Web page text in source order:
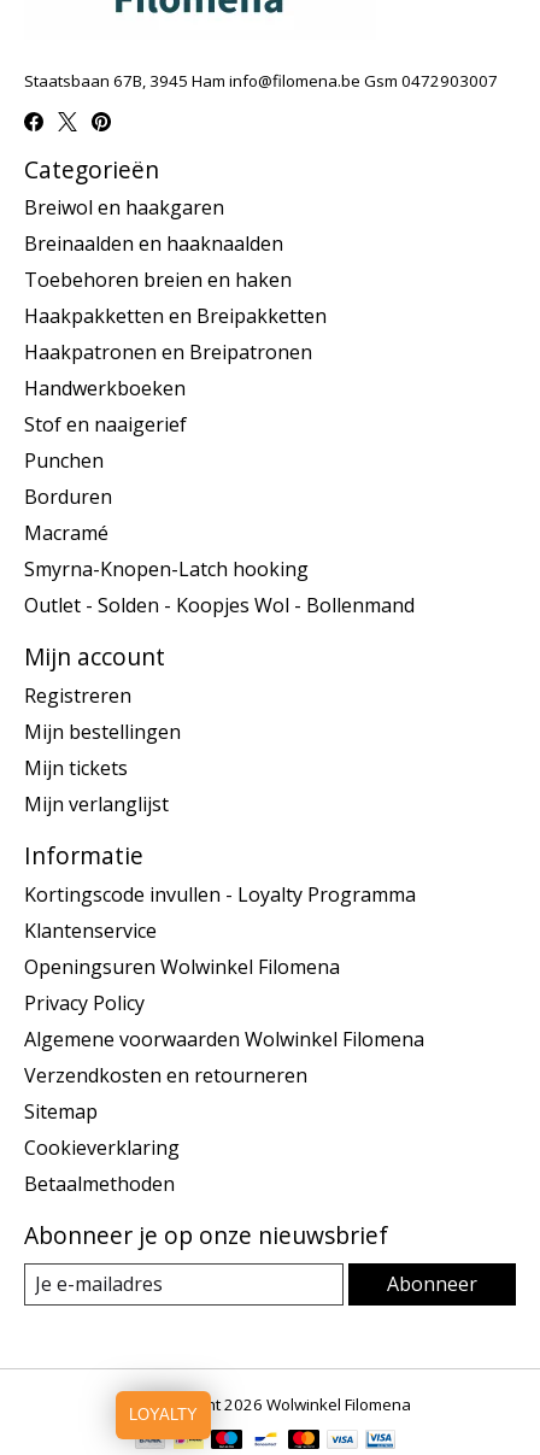
Staatsbaan 67B, 3945 Ham info@filomena.be Gsm 0472903007
Categorieën
Breiwol en haakgaren
Breinaalden en haaknaalden
Toebehoren breien en haken
Haakpakketten en Breipakketten
Haakpatronen en Breipatronen
Handwerkboeken
Stof en naaigerief
Punchen
Borduren
Macramé
Smyrna-Knopen-Latch hooking
Outlet - Solden - Koopjes Wol - Bollenmand
Mijn account
Registreren
Mijn bestellingen
Mijn tickets
Mijn verlanglijst
Informatie
Kortingscode invullen - Loyalty Programma
Klantenservice
Openingsuren Wolwinkel Filomena
Privacy Policy
Algemene voorwaarden Wolwinkel Filomena
Verzendkosten en retourneren
Sitemap
Cookieverklaring
Betaalmethoden
Abonneer je op onze nieuwsbrief
Abonneer
© Copyright 2026 Wolwinkel Filomena
LOYALTY